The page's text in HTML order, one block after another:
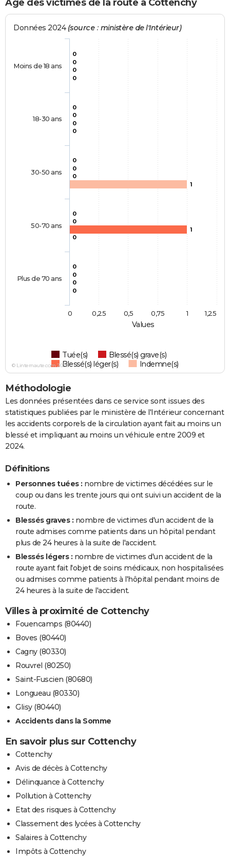
Age des victimes de la route à Cottenchy
Values
Données 2024 (source : ministère de l'Intérieur)
0
0
0
0
0
0
0
0
0
0
0
0
0
1
0
0
0
1
0
0
Tuée(s)
Blessé(s) grave(s)
Blessé(s) léger(s)
Indemne(s)
Moins de 18 ans
18-30 ans
30-50 ans
50-70 ans
Plus de 70 ans
0 1
0,25 0,5 0,75 1,25
© Linternaute.com 2026
Méthodologie
Les données présentées dans ce service sont issues des
statistiques publiées par le ministère de l'Intérieur concernant
les accidents corporels de la circulation ayant fait au moins un
blessé et impliquant au moins un véhicule entre 2009 et
2024.
Définitions
Personnes tuées : nombre de victimes décédées sur le
coup ou dans les trente jours qui ont suivi un accident de la
route.
Blessés graves : nombre de victimes d'un accident de la
route admises comme patients dans un hôpital pendant
plus de 24 heures à la suite de l'accident.
Blessés légers : nombre de victimes d'un accident de la
route ayant fait l'objet de soins médicaux, non hospitalisées
ou admises comme patients à l'hôpital pendant moins de
24 heures à la suite de l'accident.
Villes à proximité de Cottenchy
Fouencamps (80440)
Boves (80440)
Cagny (80330)
Rouvrel (80250)
Saint-Fuscien (80680)
Longueau (80330)
Glisy (80440)
Accidents dans la Somme
En savoir plus sur Cottenchy
Cottenchy
Avis de décès à Cottenchy
Délinquance à Cottenchy
Pollution à Cottenchy
Etat des risques à Cottenchy
Classement des lycées à Cottenchy
Salaires à Cottenchy
Impôts à Cottenchy